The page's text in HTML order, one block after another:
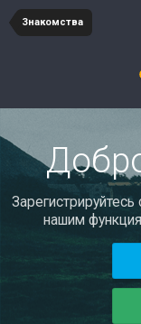
Знакомства
нашим